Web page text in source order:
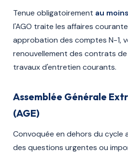
Tenue obligatoirement au
l'AGO traite les affaires
approbation des comptes N-1,
renouvellement des contrats
travaux d'entretien courants.
Assemblée Générale
(AGE)
Convoquée en dehors du cycle
des questions urgentes ou